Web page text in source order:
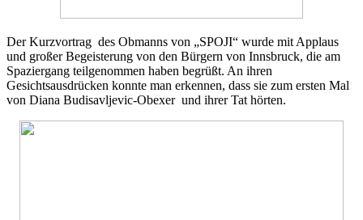
Der Kurzvortrag des Obmanns von „SPOJI“ wurde mit Applaus
und großer Begeisterung von den Bürgern von Innsbruck, die am
Spaziergang teilgenommen haben begrüßt. An ihren
Gesichtsausdrücken konnte man erkennen, dass sie zum ersten Mal
von Diana Budisavljevic-Obexer und ihrer Tat hörten.